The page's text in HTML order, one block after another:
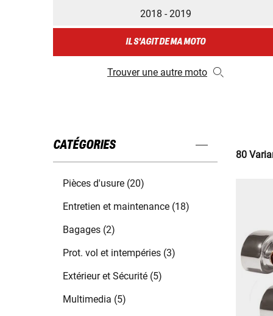
2018 - 2019
IL S'AGIT DE MA MOTO
Trouver une autre moto
CATÉGORIES
Pièces d'usure (20)
Entretien et maintenance (18)
Bagages (2)
Prot. vol et intempéries (3)
Extérieur et Sécurité (5)
Multimedia (5)
80